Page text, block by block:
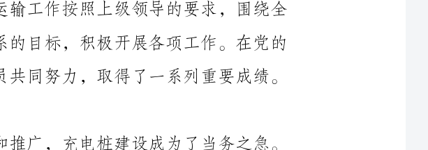
随着电动汽车的普及和推广，充电桩建设成为了当务之急。
____年，我单位积极响应国家政策，加大了充电桩建设的力度。